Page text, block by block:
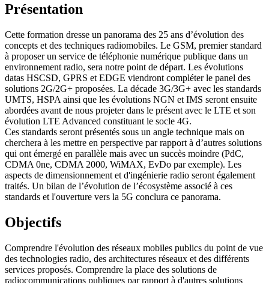
Présentation
Cette formation dresse un panorama des 25 ans d’évolution des
concepts et des techniques radiomobiles. Le GSM, premier standard
à proposer un service de téléphonie numérique publique dans un
environnement radio, sera notre point de départ. Les évolutions
datas HSCSD, GPRS et EDGE viendront compléter le panel des
solutions 2G/2G+ proposées. La décade 3G/3G+ avec les standards
UMTS, HSPA ainsi que les évolutions NGN et IMS seront ensuite
abordées avant de nous projeter dans le présent avec le LTE et son
évolution LTE Advanced constituant le socle 4G.
Ces standards seront présentés sous un angle technique mais on
cherchera à les mettre en perspective par rapport à d’autres solutions
qui ont émergé en parallèle mais avec un succès moindre (PdC,
CDMA 0ne, CDMA 2000, WiMAX, EvDo par exemple). Les
aspects de dimensionnement et d'ingénierie radio seront également
traités. Un bilan de l’évolution de l’écosystème associé à ces
standards et l'ouverture vers la 5G conclura ce panorama.
Objectifs
Comprendre l'évolution des réseaux mobiles publics du point de vue
des technologies radio, des architectures réseaux et des différents
services proposés. Comprendre la place des solutions de
radiocommunications publiques par rapport à d'autres solutions